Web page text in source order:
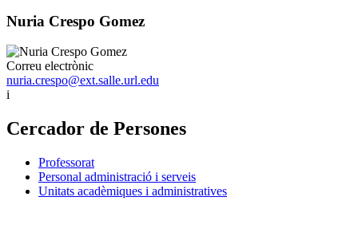
Nuria Crespo Gomez
Correu electrònic
nuria.crespo@ext.salle.url.edu
i
Cercador de Persones
Professorat
Personal administració i serveis
Unitats acadèmiques i administratives